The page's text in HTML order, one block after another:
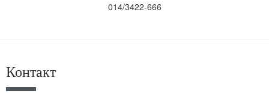
014/3422-666
Контакт